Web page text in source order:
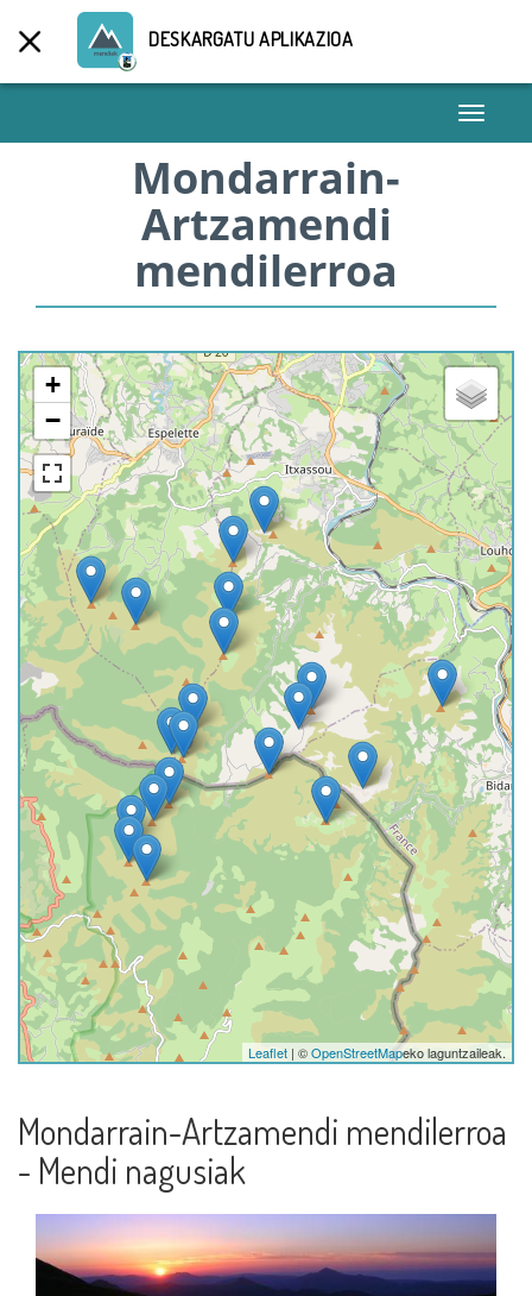
DESKARGATU APLIKAZIOA
Toggle
Mondarrain-
Artzamendi
mendilerroa
+
−
Leaflet | ©OpenStreetMapeko laguntzaileak.
Mondarrain-Artzamendi mendilerroa
- Mendi nagusiak